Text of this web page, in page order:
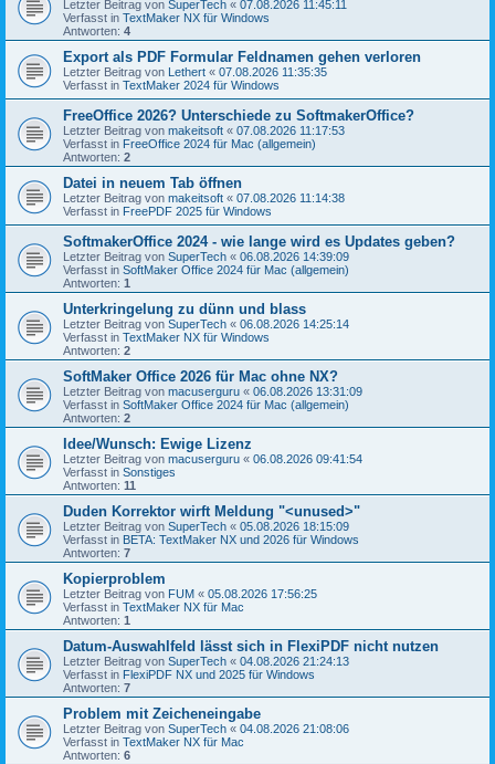
Letzter Beitrag von SuperTech « 07.08.2026 11:45:11
Verfasst in TextMaker NX für Windows
Antworten: 4
Export als PDF Formular Feldnamen gehen verloren
Letzter Beitrag von Lethert « 07.08.2026 11:35:35
Verfasst in TextMaker 2024 für Windows
FreeOffice 2026? Unterschiede zu SoftmakerOffice?
Letzter Beitrag von makeitsoft « 07.08.2026 11:17:53
Verfasst in FreeOffice 2024 für Mac (allgemein)
Antworten: 2
Datei in neuem Tab öffnen
Letzter Beitrag von makeitsoft « 07.08.2026 11:14:38
Verfasst in FreePDF 2025 für Windows
SoftmakerOffice 2024 - wie lange wird es Updates geben?
Letzter Beitrag von SuperTech « 06.08.2026 14:39:09
Verfasst in SoftMaker Office 2024 für Mac (allgemein)
Antworten: 1
Unterkringelung zu dünn und blass
Letzter Beitrag von SuperTech « 06.08.2026 14:25:14
Verfasst in TextMaker NX für Windows
Antworten: 2
SoftMaker Office 2026 für Mac ohne NX?
Letzter Beitrag von macuserguru « 06.08.2026 13:31:09
Verfasst in SoftMaker Office 2024 für Mac (allgemein)
Antworten: 2
Idee/Wunsch: Ewige Lizenz
Letzter Beitrag von macuserguru « 06.08.2026 09:41:54
Verfasst in Sonstiges
Antworten: 11
Duden Korrektor wirft Meldung "<unused>"
Letzter Beitrag von SuperTech « 05.08.2026 18:15:09
Verfasst in BETA: TextMaker NX und 2026 für Windows
Antworten: 7
Kopierproblem
Letzter Beitrag von FUM « 05.08.2026 17:56:25
Verfasst in TextMaker NX für Mac
Antworten: 1
Datum-Auswahlfeld lässt sich in FlexiPDF nicht nutzen
Letzter Beitrag von SuperTech « 04.08.2026 21:24:13
Verfasst in FlexiPDF NX und 2025 für Windows
Antworten: 7
Problem mit Zeicheneingabe
Letzter Beitrag von SuperTech « 04.08.2026 21:08:06
Verfasst in TextMaker NX für Mac
Antworten: 6